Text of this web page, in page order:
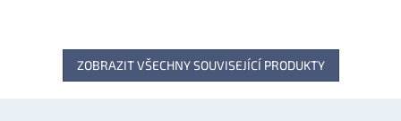
ZOBRAZIT VŠECHNY SOUVISEJÍCÍ PRODUKTY